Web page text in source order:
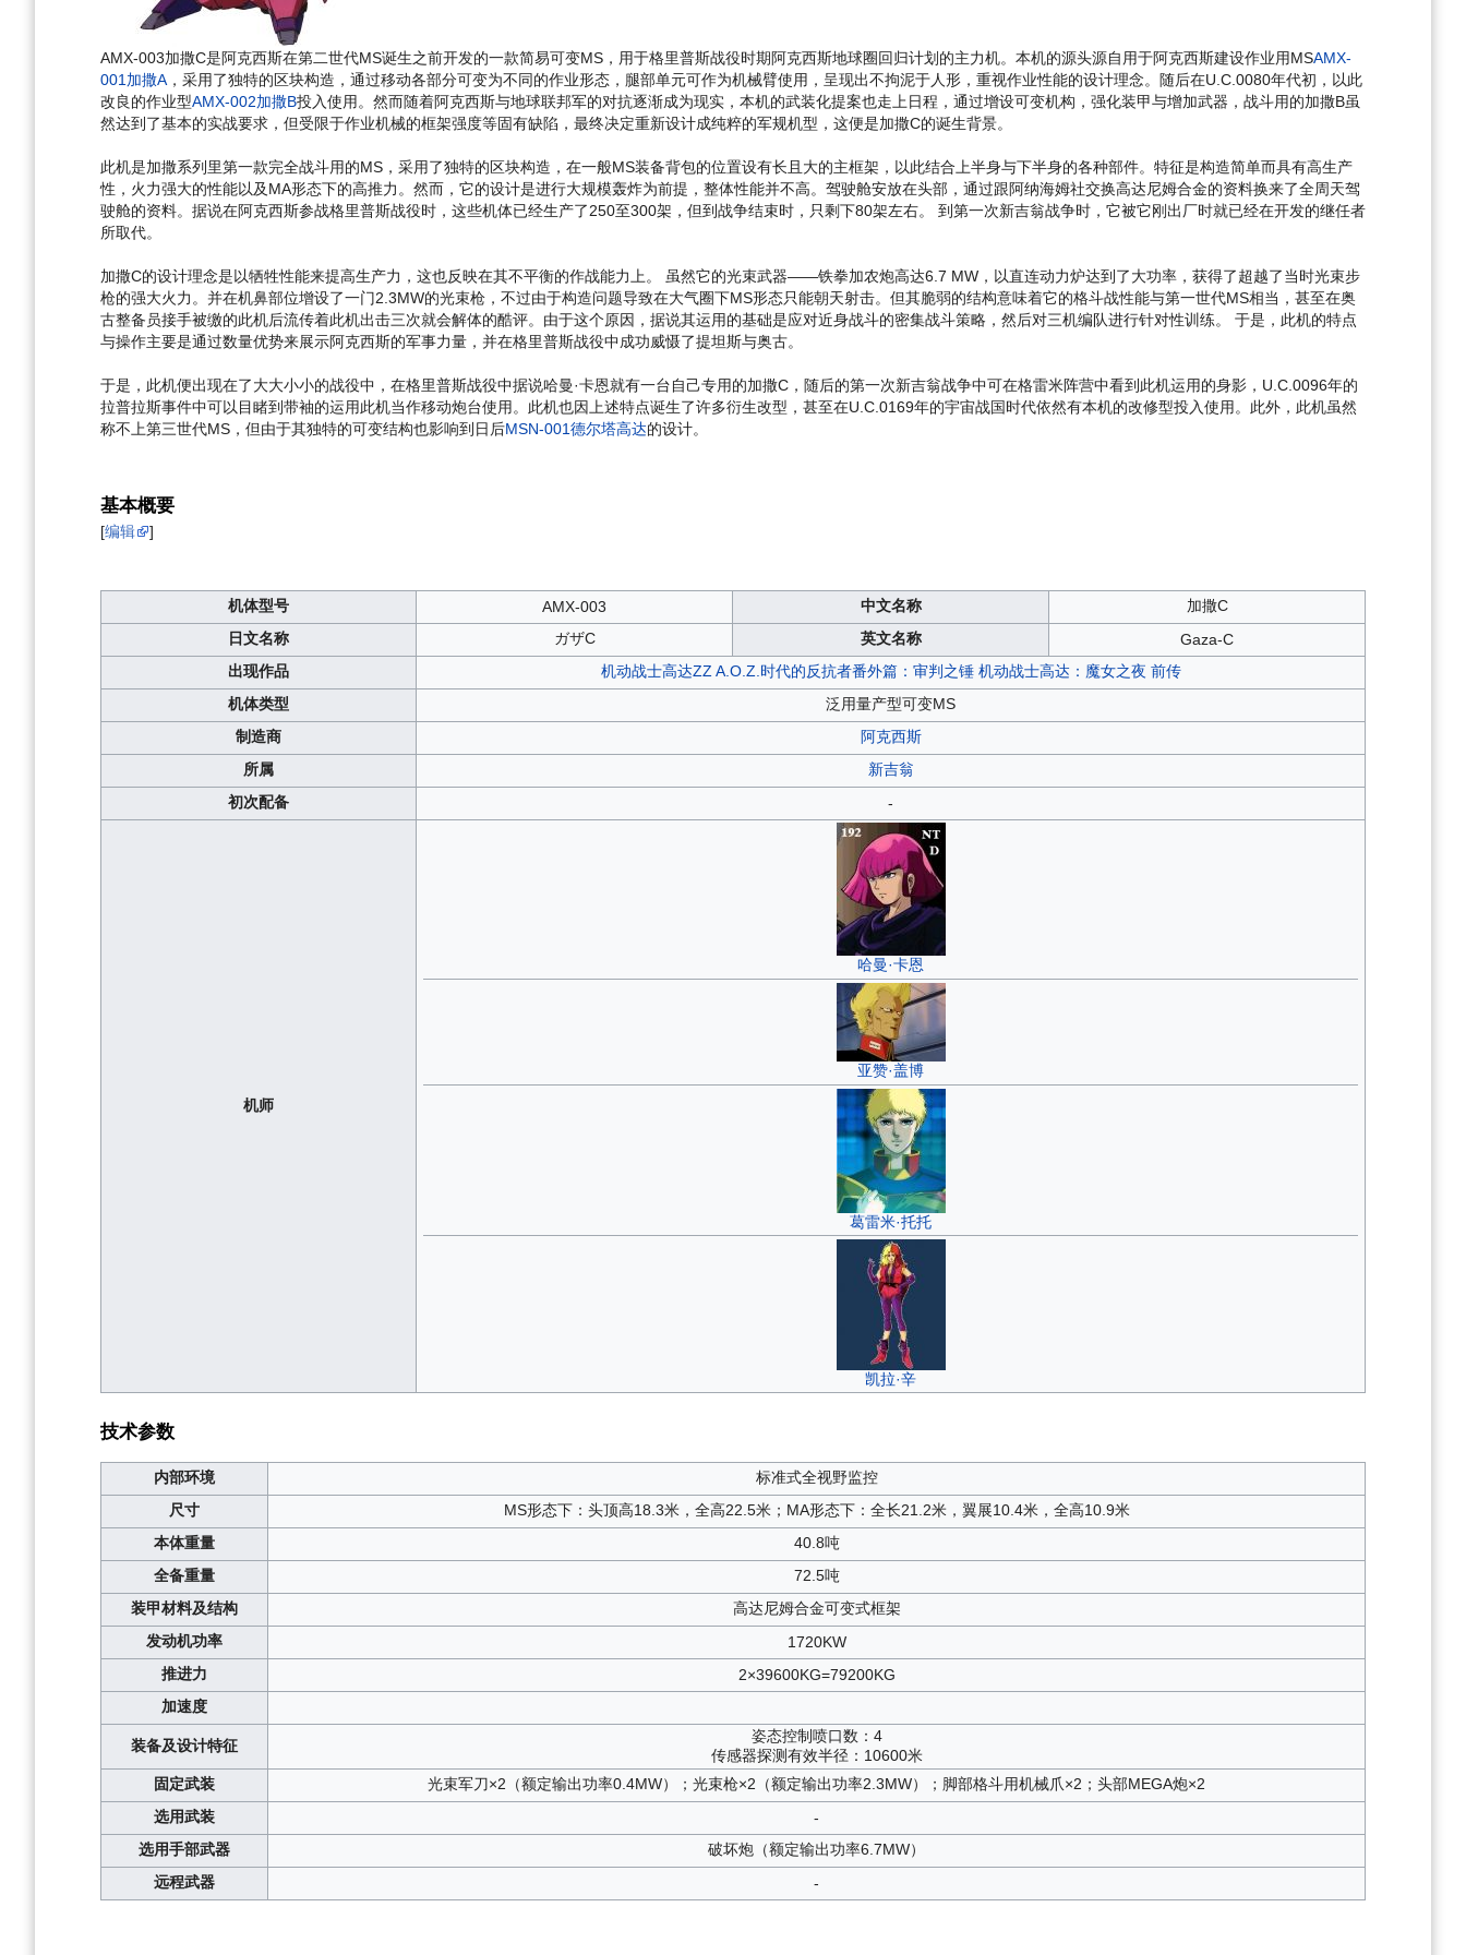
AMX-003加撒C是阿克西斯在第二世代MS诞生之前开发的一款简易可变MS，用于格里普斯战役时期阿克西斯地球圈回归计划的主力机。本机的源头源自用于阿克西斯建设作业用MSAMX-
001加撒A ，采用了独特的区块构造，通过移动各部分可变为不同的作业形态，腿部单元可作为机械臂使用，呈现出不拘泥于人形，重视作业性能的设计理念。随后在U.C.0080年代初，以此
改良的作业型AMX-002加撒B投入使用。然而随着阿克西斯与地球联邦军的对抗逐渐成为现实，本机的武装化提案也走上日程，通过增设可变机构，强化装甲与增加武器，战斗用的加撒B虽
然达到了基本的实战要求，但受限于作业机械的框架强度等固有缺陷，最终决定重新设计成纯粹的军规机型，这便是加撒C的诞生背景。
此机是加撒系列里第一款完全战斗用的MS，采用了独特的区块构造，在一般MS装备背包的位置设有长且大的主框架，以此结合上半身与下半身的各种部件。特征是构造简单而具有高生产
性，火力强大的性能以及MA形态下的高推力。然而，它的设计是进行大规模轰炸为前提，整体性能并不高。驾驶舱安放在头部，通过跟阿纳海姆社交换高达尼姆合金的资料换来了全周天驾
驶舱的资料。据说在阿克西斯参战格里普斯战役时，这些机体已经生产了250至300架，但到战争结束时，只剩下80架左右。 到第一次新吉翁战争时，它被它刚出厂时就已经在开发的继任者
所取代。
加撒C的设计理念是以牺牲性能来提高生产力，这也反映在其不平衡的作战能力上。 虽然它的光束武器——铁拳加农炮高达6.7 MW，以直连动力炉达到了大功率，获得了超越了当时光束步
枪的强大火力。并在机鼻部位增设了一门2.3MW的光束枪，不过由于构造问题导致在大气圈下MS形态只能朝天射击。但其脆弱的结构意味着它的格斗战性能与第一世代MS相当，甚至在奥
古整备员接手被缴的此机后流传着此机出击三次就会解体的酷评。由于这个原因，据说其运用的基础是应对近身战斗的密集战斗策略，然后对三机编队进行针对性训练。 于是，此机的特点
与操作主要是通过数量优势来展示阿克西斯的军事力量，并在格里普斯战役中成功威慑了提坦斯与奥古。
于是，此机便出现在了大大小小的战役中，在格里普斯战役中据说哈曼·卡恩就有一台自己专用的加撒C，随后的第一次新吉翁战争中可在格雷米阵营中看到此机运用的身影，U.C.0096年的
拉普拉斯事件中可以目睹到带袖的运用此机当作移动炮台使用。此机也因上述特点诞生了许多衍生改型，甚至在U.C.0169年的宇宙战国时代依然有本机的改修型投入使用。此外，此机虽然
称不上第三世代MS，但由于其独特的可变结构也影响到日后MSN-001德尔塔高达的设计。
基本概要
[编辑 ]
机体型号 AMX-003 中文名称
加撒C
日文名称
ガザC 英文名称
Gaza-C
出现作品
机动战士高达ZZ A.O.Z.时代的反抗者番外篇：审判之锤 机动战士高达：魔女之夜 前传
机体类型
泛用量产型可变MS
制造商
阿克西斯
所属
新吉翁
初次配备
-
机师
哈曼·卡恩
亚赞·盖博
葛雷米·托托
凯拉·辛
技术参数
内部环境
标准式全视野监控
尺寸
MS形态下：头顶高18.3米，全高22.5米；MA形态下：全长21.2米，翼展10.4米，全高10.9米
本体重量
40.8吨
全备重量
72.5吨
装甲材料及结构
高达尼姆合金可变式框架
发动机功率
1720KW
推进力
2×39600KG=79200KG
加速度
装备及设计特征
姿态控制喷口数：4
传感器探测有效半径：10600米
固定武装
光束军刀×2（额定输出功率0.4MW）；光束枪×2（额定输出功率2.3MW）；脚部格斗用机械爪×2；头部MEGA炮×2
选用武装
-
选用手部武器
破坏炮（额定输出功率6.7MW）
远程武器
-